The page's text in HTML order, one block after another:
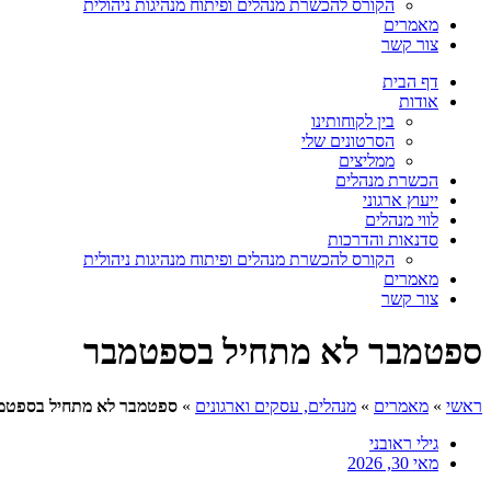
הקורס להכשרת מנהלים ופיתוח מנהיגות ניהולית
מאמרים
צור קשר
דף הבית
אודות
בין לקוחותינו
הסרטונים שלי
ממליצים
הכשרת מנהלים
ייעוץ ארגוני
לווי מנהלים
סדנאות והדרכות
הקורס להכשרת מנהלים ופיתוח מנהיגות ניהולית
מאמרים
צור קשר
ספטמבר לא מתחיל בספטמבר
ראשי » מאמרים » מנהלים, עסקים וארגונים » ספטמבר לא מתחיל
גילי ראובני
מאי 30, 2026